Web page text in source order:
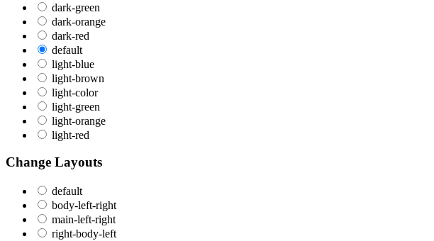
dark-green
dark-orange
dark-red
default
light-blue
light-brown
light-color
light-green
light-orange
light-red
Change Layouts
default
body-left-right
main-left-right
right-body-left